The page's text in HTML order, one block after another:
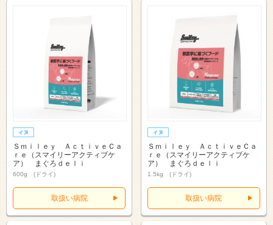
Ｓｍｉｌｅｙ ＡｃｔｉｖｅＣａ
ｒｅ（スマイリーアクティブケ
ア） まぐろｄｅｌｉ
600g (ドライ)
取扱い病院
Ｓｍｉｌｅｙ ＡｃｔｉｖｅＣａ
ｒｅ（スマイリーアクティブケ
ア） まぐろｄｅｌｉ
1.5kg (ドライ)
取扱い病院